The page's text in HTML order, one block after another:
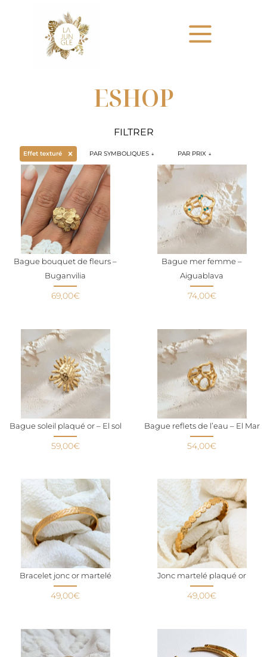
ESHOP
FILTRER
MODELE
Sélectionnez le contenu
Effet texturé Sélectionnez le contenu
THEMES
Sélectionnez le contenu PRIX
Sélectionnez le contenu
Bague bouquet de fleurs –
Buganvilia
69,00€
Bague mer femme –
Aiguablava
74,00€
Bague soleil plaqué or – El sol
59,00€
Bague reflets de l’eau – El Mar
54,00€
Bracelet jonc or martelé
49,00€
Jonc martelé plaqué or
49,00€